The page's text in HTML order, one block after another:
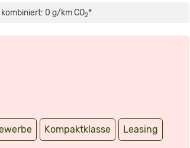
0 g/km CO2*
Kompaktklasse Leasing